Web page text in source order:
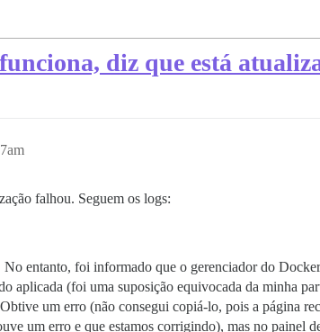
diz que está
falhou. Seguem os logs:
entanto, foi informado que o gerenciador do
aplicada (foi uma suposição equivocada da minha
um erro (não consegui copiá-lo, pois a página
um erro e que estamos corrigindo), mas no painel